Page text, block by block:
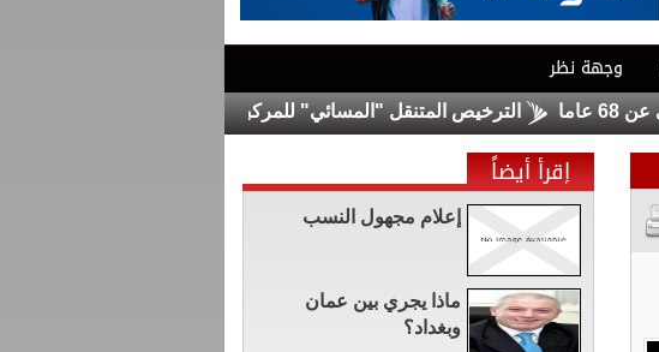
وجهة نظر
الترخيص المتنقل "المسائي" للمركبات في برقش الأحد
إقرأ أيضاً
إعلام مجهول النسب
ماذا يجري بين عمان
وبغداد؟